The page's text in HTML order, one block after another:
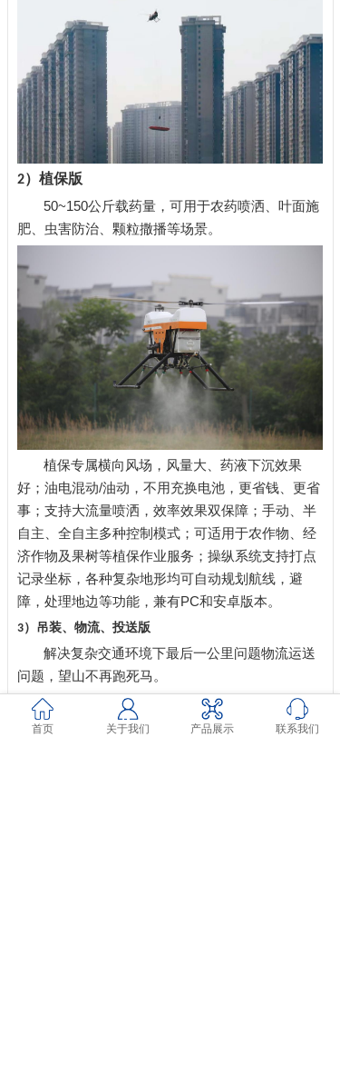
2）植保版
50~150公斤载药量，可用于农药喷洒、叶面施
肥、虫害防治、颗粒撒播等场景。
植保专属横向风场，风量大、药液下沉效果
好；油电混动/油动，不用充换电池，更省钱、更省
事；支持大流量喷洒，效率效果双保障；手动、半
自主、全自主多种控制模式；可适用于农作物、经
济作物及果树等植保作业服务；操纵系统支持打点
记录坐标，各种复杂地形均可自动规划航线，避
障，处理地边等功能，兼有PC和安卓版本。
3）吊装、物流、投送版
解决复杂交通环境下最后一公里问题物流运送
问题，望山不再跑死马。
解决山区场景的建设、吊装、应急投放、重型
仪器勘探、救援等场景需求。
首页 关于我们 产品展示 联系我们